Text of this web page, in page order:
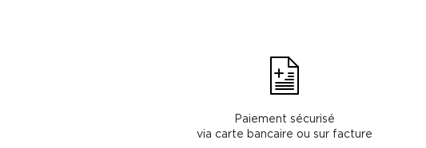
Paiement sécurisé
via carte bancaire ou sur facture